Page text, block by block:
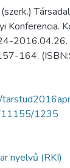
Konferencia.
2016.04.26.
164.
11155/1235
nyelvű (RKI)